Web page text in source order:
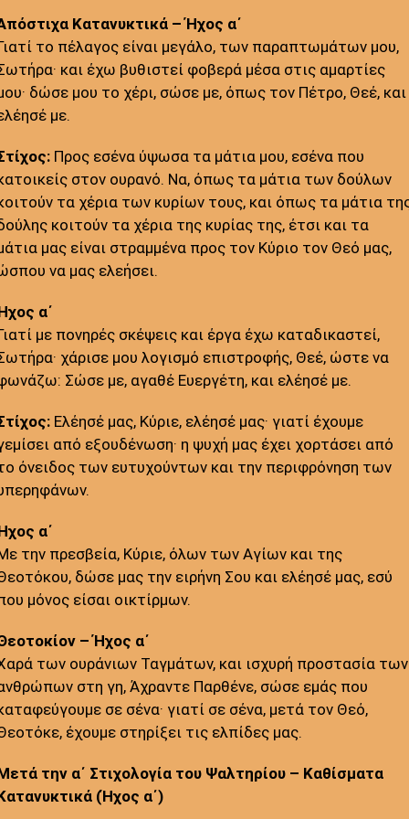
Κατανυκτικά – Ήχος α΄
το πέλαγος είναι μεγάλο, των παραπτωμάτων μου,
και έχω βυθιστεί φοβερά μέσα στις αμαρτίες
δώσε μου το χέρι, σώσε με, όπως τον Πέτρο, Θεέ, και
με.
Προς εσένα ύψωσα τα μάτια μου, εσένα που
στον ουρανό. Να, όπως τα μάτια των δούλων
τα χέρια των κυρίων τους, και όπως τα μάτια
κοιτούν τα χέρια της κυρίας της, έτσι και τα
μας είναι στραμμένα προς τον Κύριο τον Θεό μας,
να μας ελεήσει.
α΄
με πονηρές σκέψεις και έργα έχω καταδικαστεί,
χάρισε μου λογισμό επιστροφής, Θεέ, ώστε να
Σώσε με, αγαθέ Ευεργέτη, και ελέησέ με.
Ελέησέ μας, Κύριε, ελέησέ μας· γιατί έχουμε
από εξουδένωση· η ψυχή μας έχει χορτάσει από
όνειδος των ευτυχούντων και την περιφρόνηση των
α΄
την πρεσβεία, Κύριε, όλων των Αγίων και της
δώσε μας την ειρήνη Σου και ελέησέ μας, εσύ
μόνος είσαι οικτίρμων.
– Ήχος α΄
των ουράνιων Ταγμάτων, και ισχυρή προστασία των
στη γη, Άχραντε Παρθένε, σώσε εμάς που
σε σένα· γιατί σε σένα, μετά τον Θεό,
έχουμε στηρίξει τις ελπίδες μας.
την α΄ Στιχολογία του Ψαλτηρίου – Καθίσματα
(Ήχος α΄)